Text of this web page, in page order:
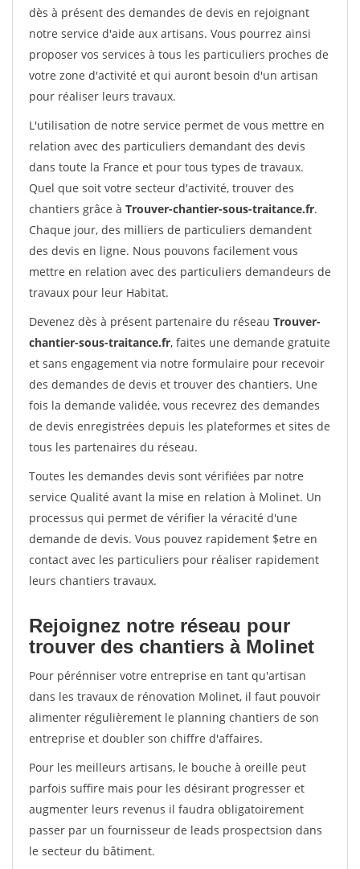
dès à présent des demandes de devis en rejoignant
notre service d'aide aux artisans. Vous pourrez ainsi
proposer vos services à tous les particuliers proches de
votre zone d'activité et qui auront besoin d'un artisan
pour réaliser leurs travaux.
L'utilisation de notre service permet de vous mettre en
relation avec des particuliers demandant des devis
dans toute la France et pour tous types de travaux.
Quel que soit votre secteur d'activité, trouver des
chantiers grâce à Trouver-chantier-sous-traitance.fr.
Chaque jour, des milliers de particuliers demandent
des devis en ligne. Nous pouvons facilement vous
mettre en relation avec des particuliers demandeurs de
travaux pour leur Habitat.
Devenez dès à présent partenaire du réseau Trouver-
chantier-sous-traitance.fr, faites une demande gratuite
et sans engagement via notre formulaire pour recevoir
des demandes de devis et trouver des chantiers. Une
fois la demande validée, vous recevrez des demandes
de devis enregistrées depuis les plateformes et sites de
tous les partenaires du réseau.
Toutes les demandes devis sont vérifiées par notre
service Qualité avant la mise en relation à Molinet. Un
processus qui permet de vérifier la véracité d'une
demande de devis. Vous pouvez rapidement $etre en
contact avec les particuliers pour réaliser rapidement
leurs chantiers travaux.
Rejoignez notre réseau pour
trouver des chantiers à Molinet
Pour pérénniser votre entreprise en tant qu'artisan
dans les travaux de rénovation Molinet, il faut pouvoir
alimenter régulièrement le planning chantiers de son
entreprise et doubler son chiffre d'affaires.
Pour les meilleurs artisans, le bouche à oreille peut
parfois suffire mais pour les désirant progresser et
augmenter leurs revenus il faudra obligatoirement
passer par un fournisseur de leads prospectsion dans
le secteur du bâtiment.